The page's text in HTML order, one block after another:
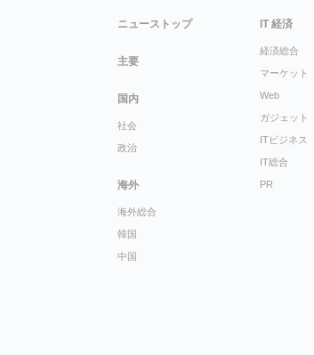
ニューストップ
主要
国内
社会
政治
海外
海外総合
韓国
中国
IT 経済
経済総合
マーケット
Web
ガジェット
ITビジネス
IT総合
PR